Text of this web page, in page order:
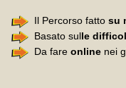
Il Percorso fatto su
Basato sulle
Da fare online nei